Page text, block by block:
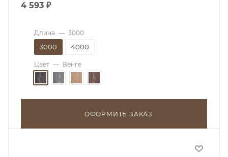
4 593 ₽
Длина — 3000
3000 4000
Цвет — Венге
ОФОРМИТЬ ЗАКАЗ